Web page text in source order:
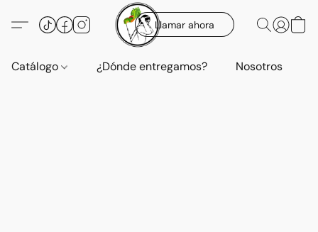
Llamar ahora
Catálogo ¿Dónde entregamos? Nosotros